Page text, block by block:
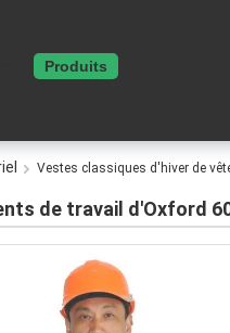
Produits
Vestes classiques d'hiver de
de travail d'Oxford